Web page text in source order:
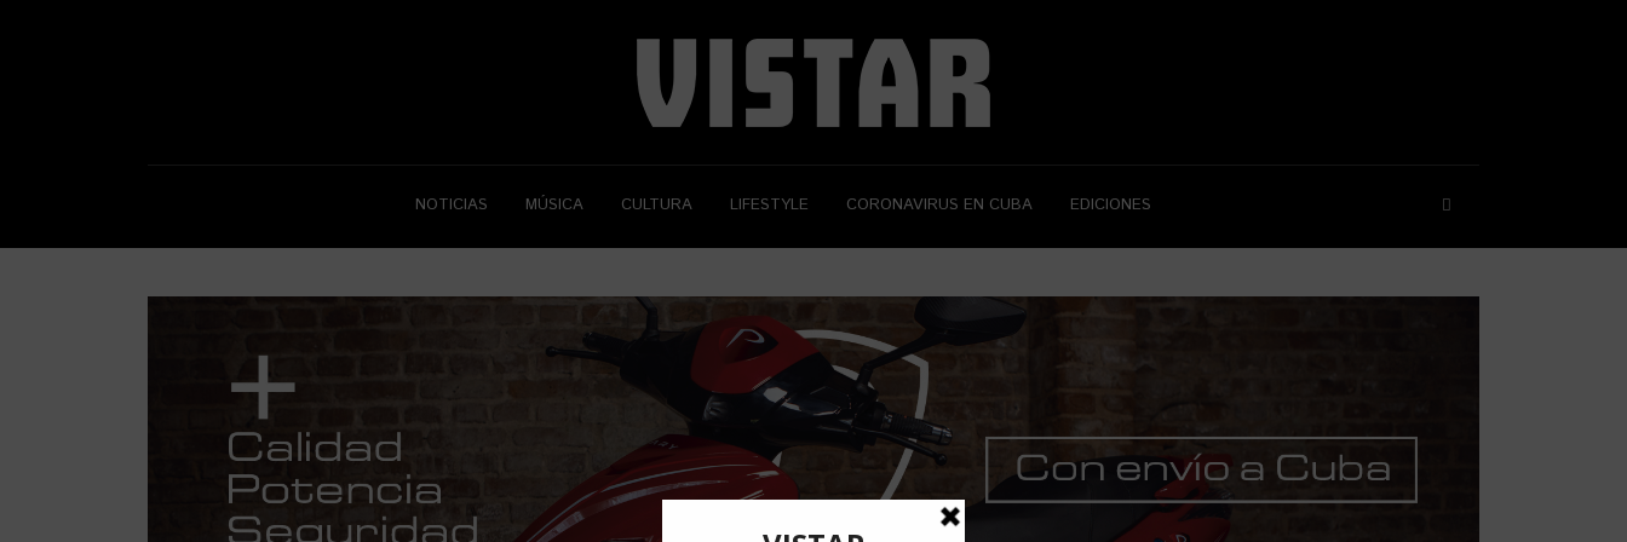
NOTICIAS MÚSICA CULTURA LIFESTYLE CORONAVIRUS EN CUBA EDICIONES